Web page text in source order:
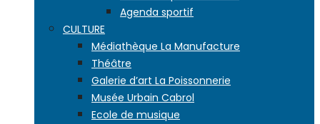
Agenda sportif
CULTURE
Médiathèque La Manufacture
Théâtre
Galerie d’art La Poissonnerie
Musée Urbain Cabrol
Ecole de musique